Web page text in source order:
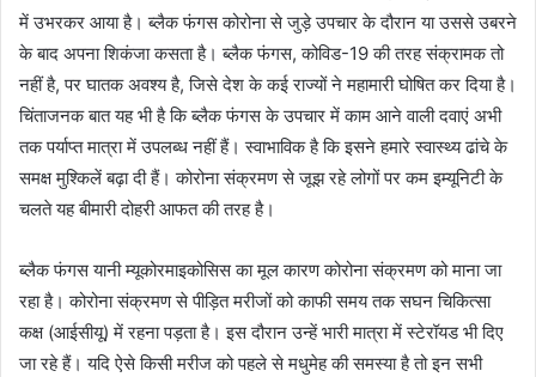
में उभरकर आया है। ब्लैक फंगस कोरोना से जुड़े उपचार के दौरान या उससे उबरने
के बाद अपना शिकंजा कसता है। ब्लैक फंगस, कोविड-19 की तरह संक्रामक तो
नहीं है, पर घातक अवश्य है, जिसे देश के कई राज्यों ने महामारी घोषित कर दिया है।
चिंताजनक बात यह भी है कि ब्लैक फंगस के उपचार में काम आने वाली दवाएं अभी
तक पर्याप्त मात्रा में उपलब्ध नहीं हैं। स्वाभाविक है कि इसने हमारे स्वास्थ्य ढांचे के
समक्ष मुश्किलें बढ़ा दी हैं। कोरोना संक्रमण से जूझ रहे लोगों पर कम इम्यूनिटी के
चलते यह बीमारी दोहरी आफत की तरह है।
ब्लैक फंगस यानी म्यूकोरमाइकोसिस का मूल कारण कोरोना संक्रमण को माना जा
रहा है। कोरोना संक्रमण से पीड़ित मरीजों को काफी समय तक सघन चिकित्सा
कक्ष (आईसीयू) में रहना पड़ता है। इस दौरान उन्हें भारी मात्रा में स्टेरॉयड भी दिए
जा रहे हैं। यदि ऐसे किसी मरीज को पहले से मधुमेह की समस्या है तो इन सभी